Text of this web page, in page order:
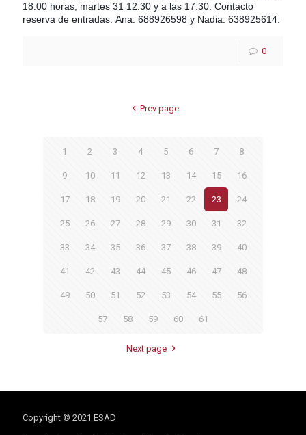
18.00 horas, martes 31 12.30 y a las 17.30. Contacto
reserva de entradas: Ana: 688926598 y Nadia: 638925614.
0
Prev page
1 2 3 4 5 6 7 8
9 10 11 12 13 14 15 16
17 18 19 20 21 22 23 24
25 26 27 28 29 30 31 32
33 34 35 36 37 38 39 40
41 42 43 44 45 46 47 48
49 50 51 52 53 54 55 56
57 58 59 60 61
Next page
Copyright © 2021 ESAD